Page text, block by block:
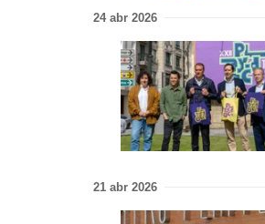
24 abr 2026
21 abr 2026